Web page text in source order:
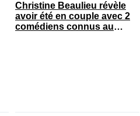
Christine Beaulieu révèle
avoir été en couple avec 2
comédiens connus au